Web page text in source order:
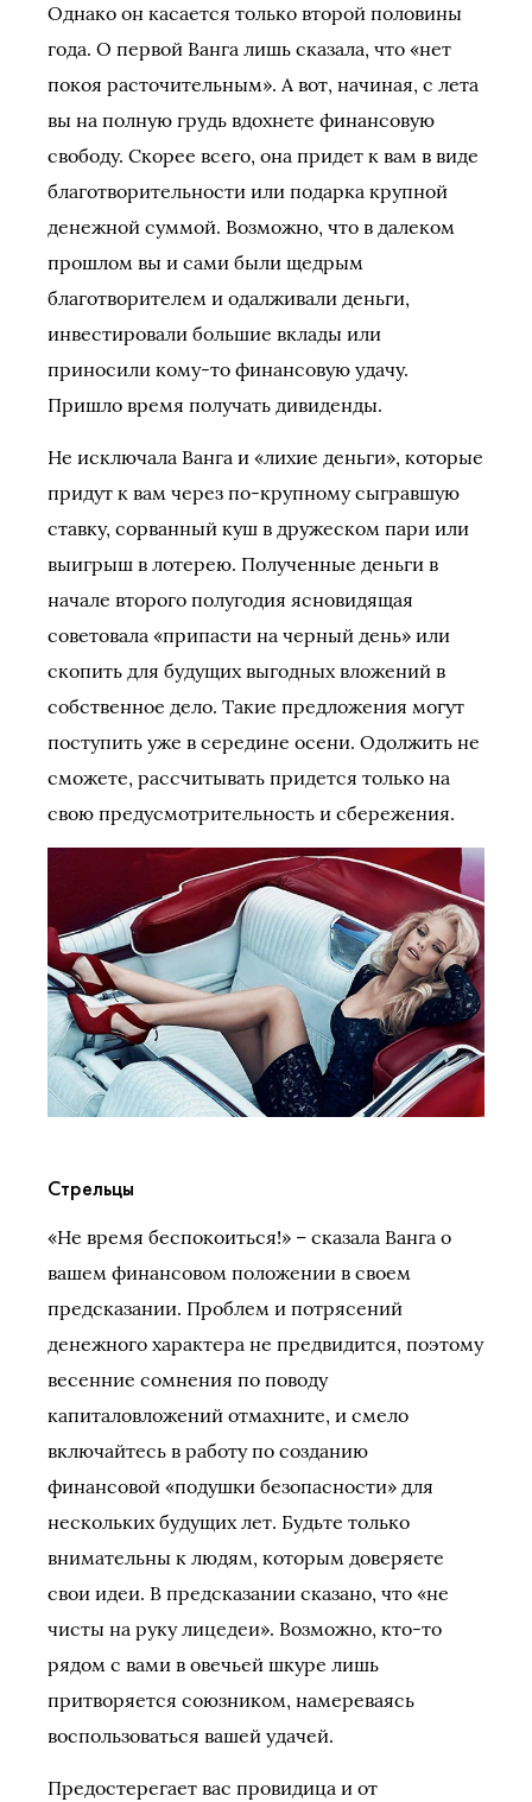
Однако он касается только второй половины
года. О первой Ванга лишь сказала, что «нет
покоя расточительным». А вот, начиная, с лета
вы на полную грудь вдохнете финансовую
свободу. Скорее всего, она придет к вам в виде
благотворительности или подарка крупной
денежной суммой. Возможно, что в далеком
прошлом вы и сами были щедрым
благотворителем и одалживали деньги,
инвестировали большие вклады или
приносили кому-то финансовую удачу.
Пришло время получать дивиденды.
Не исключала Ванга и «лихие деньги», которые
придут к вам через по-крупному сыгравшую
ставку, сорванный куш в дружеском пари или
выигрыш в лотерею. Полученные деньги в
начале второго полугодия ясновидящая
советовала «припасти на черный день» или
скопить для будущих выгодных вложений в
собственное дело. Такие предложения могут
поступить уже в середине осени. Одолжить не
сможете, рассчитывать придется только на
свою предусмотрительность и сбережения.
Стрельцы
«Не время беспокоиться!» – сказала Ванга о
вашем финансовом положении в своем
предсказании. Проблем и потрясений
денежного характера не предвидится, поэтому
весенние сомнения по поводу
капиталовложений отмахните, и смело
включайтесь в работу по созданию
финансовой «подушки безопасности» для
нескольких будущих лет. Будьте только
внимательны к людям, которым доверяете
свои идеи. В предсказании сказано, что «не
чисты на руку лицедеи». Возможно, кто-то
рядом с вами в овечьей шкуре лишь
притворяется союзником, намереваясь
воспользоваться вашей удачей.
Предостерегает вас провидица и от